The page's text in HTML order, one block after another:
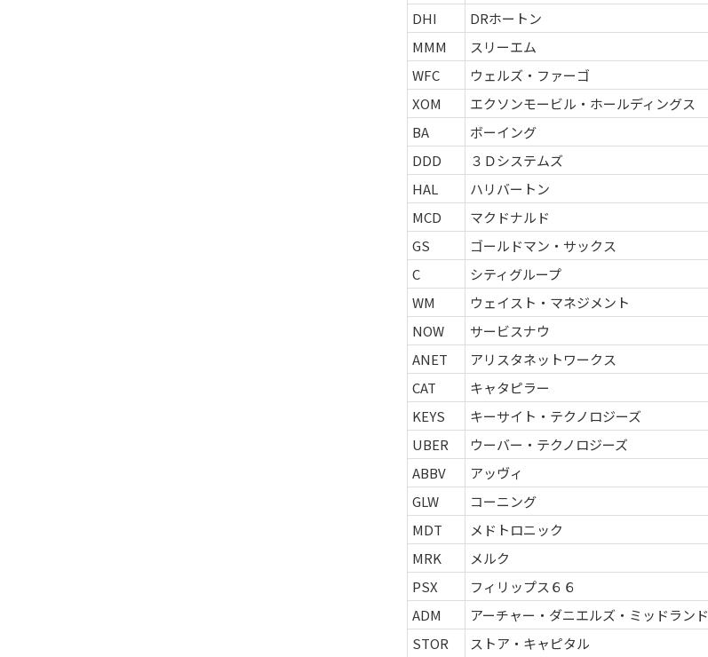
DHI
DRホートン
MMM
スリーエム
WFC
ウェルズ・ファーゴ
XOM
エクソンモービル・ホールディングス
BA
ボーイング
DDD
３Ｄシステムズ
HAL
ハリバートン
MCD
マクドナルド
GS
ゴールドマン・サックス
C
シティグループ
WM
ウェイスト・マネジメント
NOW
サービスナウ
ANET
アリスタネットワークス
CAT
キャタピラー
KEYS
キーサイト・テクノロジーズ
UBER
ウーバー・テクノロジーズ
ABBV
アッヴィ
GLW
コーニング
MDT
メドトロニック
MRK
メルク
PSX
フィリップス６６
ADM
アーチャー・ダニエルズ・ミッドランド
STOR
ストア・キャピタル